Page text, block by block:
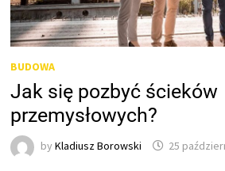
BUDOWA
Jak się pozbyć ścieków
przemysłowych?
byKladiusz Borowski 25